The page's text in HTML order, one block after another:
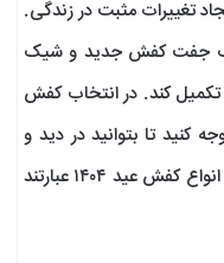
تغییرات مثبت در زندگی.
یک جفت کفش جدید و شیک
تکمیل کند. در انتخاب کفش
کنید تا بتوانید در دید و
بازدیدهای نوروزی به راحتی قدم بردارید. انواع کفش عید ۱۴۰۴ عبارتند